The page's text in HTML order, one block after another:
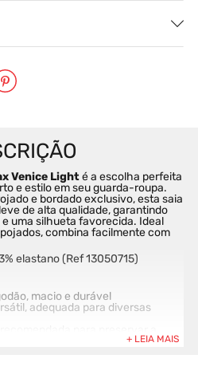
Venice Light é a escolha perfeita
e estilo em seu guarda-roupa.
e bordado exclusivo, esta saia
de alta qualidade, garantindo
uma silhueta favorecida. Ideal
elastano (Ref 13050715)
macio e durável
adequada para diversas